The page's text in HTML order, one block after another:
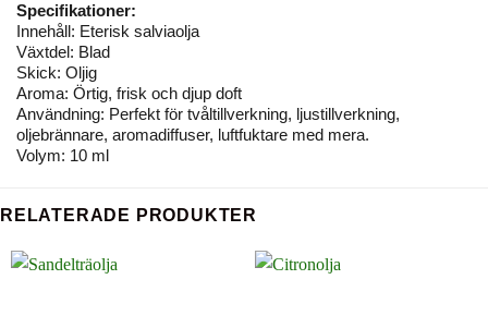
Specifikationer:
Innehåll: Eterisk salviaolja
Växtdel: Blad
Skick: Oljig
Aroma: Örtig, frisk och djup doft
Användning: Perfekt för tvåltillverkning, ljustillverkning,
oljebrännare, aromadiffuser, luftfuktare med mera.
Volym: 10 ml
RELATERADE PRODUKTER